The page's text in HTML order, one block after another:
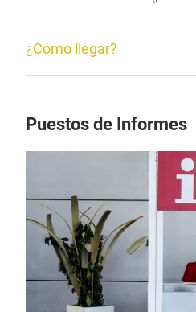
¿Cómo llegar?
Puestos de Informes